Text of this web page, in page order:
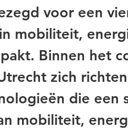
voor een
mobiliteit,
Binnen het
zich
die een
mobiliteit,